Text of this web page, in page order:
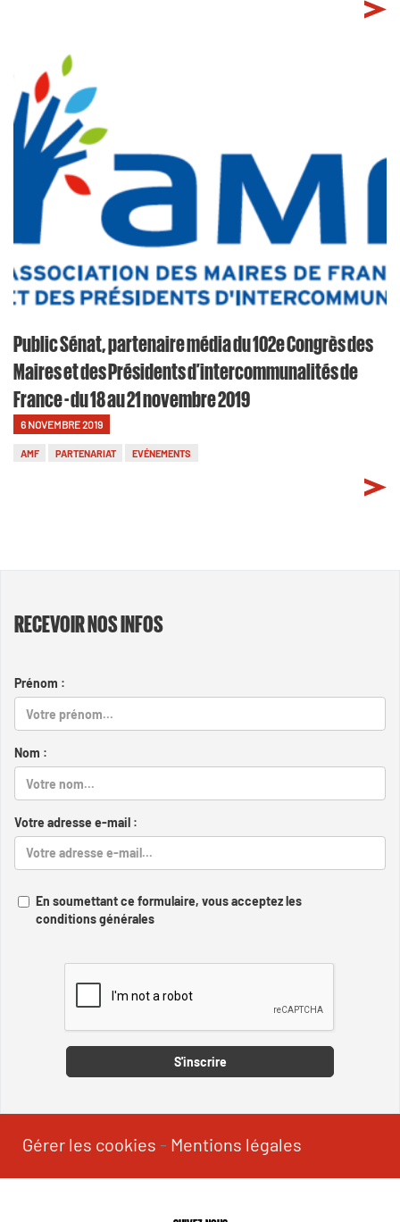
Public Sénat, partenaire média du 102e Congrès des
Maires et des Présidents d’intercommunalités de
France - du 18 au 21 novembre 2019
6 NOVEMBRE 2019
AMF PARTENARIAT EVÉNEMENTS
RECEVOIR NOS INFOS
Prénom :
Nom :
Votre adresse e-mail :
En soumettant ce formulaire, vous acceptez les
conditions générales
S'inscrire
Gérer les cookies - Mentions légales